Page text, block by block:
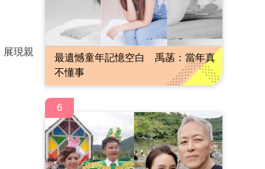
展現親
最遺憾童年記憶空白 禹菡：當年真
不懂事
6